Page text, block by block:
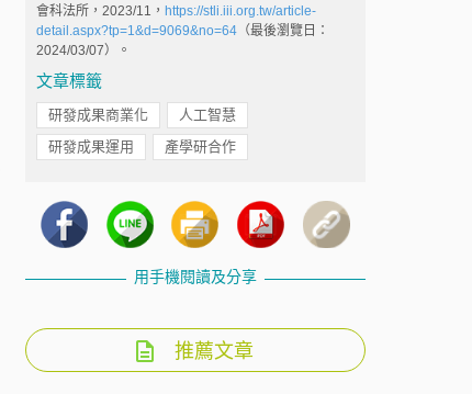
會科法所，2023/11， https://stli.iii.org.tw/article-
detail.aspx?tp=1&d=9069&no=64（最後瀏覽日：
2024/03/07）。
文章標籤
研發成果商業化
人工智慧
研發成果運用
產學研合作
用手機閱讀及分享
推薦文章